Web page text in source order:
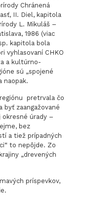
Chránená
II. Diel, kapitola
L. Mikuláš –
1986 (viac
kapitola bola
vyhlasovaní CHKO
a kultúrno-
sú „spojené
naopak.
pretrvala čo
byť zaangažované
okresné úrady –
bez
a tiež prípadných
to nepôjde. Zo
„drevených
príspevkov,